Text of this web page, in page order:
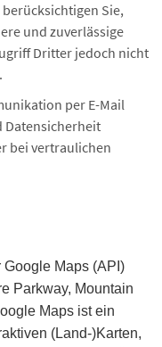
Sie,
und zuverlässige
Dritter jedoch nicht
per E-Mail
Datensicherheit
bei vertraulichen
Maps (API)
Parkway, Mountain
Maps ist ein
(Land-)Karten,